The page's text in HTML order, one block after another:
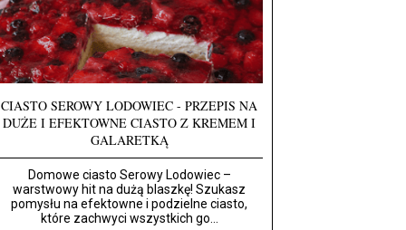
CIASTO SEROWY LODOWIEC - PRZEPIS NA
DUŻE I EFEKTOWNE CIASTO Z KREMEM I
GALARETKĄ
Domowe ciasto Serowy Lodowiec –
warstwowy hit na dużą blaszkę! Szukasz
pomysłu na efektowne i podzielne ciasto,
które zachwyci wszystkich go...